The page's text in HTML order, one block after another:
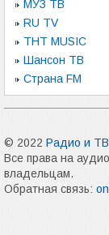
МУЗ ТВ
RU TV
ТНТ MUSIC
Шансон ТВ
Страна FM
© 2022 Радио и
Все права на
владельцам.
Обратная связь: